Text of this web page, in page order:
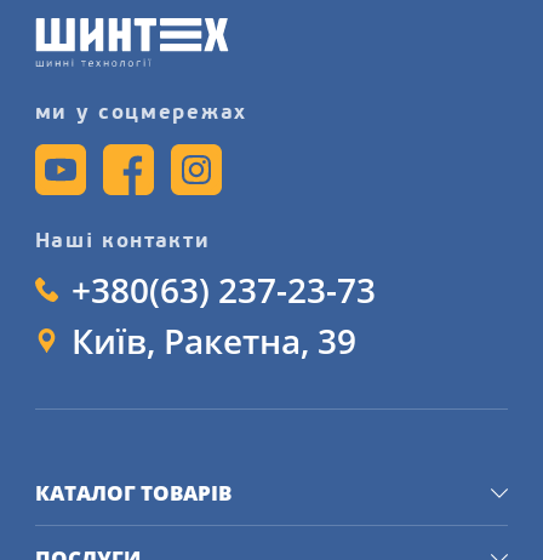
більш детально на сайті.
ми у соцмережах
Наші контакти
+380(63) 237-23-73
Київ, Ракетна, 39
КАТАЛОГ ТОВАРІВ